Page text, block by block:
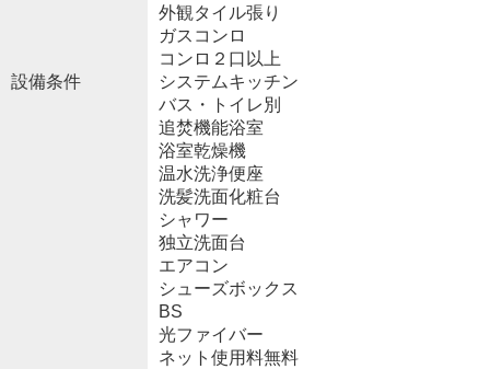
設備条件
外観タイル張り
ガスコンロ
コンロ２口以上
システムキッチン
バス・トイレ別
追焚機能浴室
浴室乾燥機
温水洗浄便座
洗髪洗面化粧台
シャワー
独立洗面台
エアコン
シューズボックス
BS
光ファイバー
ネット使用料無料